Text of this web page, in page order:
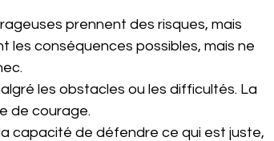
prennent des risques, mais
les conséquences possibles, mais ne
les obstacles ou les difficultés. La
de courage.
capacité de défendre ce qui est juste,